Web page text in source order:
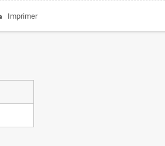
Imprimer